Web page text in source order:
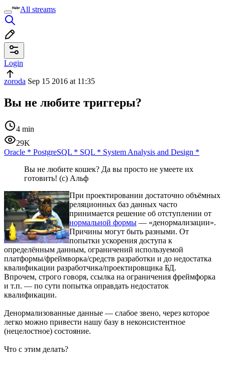
All streams
Login
zoroda Sep 15 2016 at 11:35
Вы не любите триггеры?
4 min
29K
Oracle * PostgreSQL * SQL * System Analysis and Design *
Вы не любите кошек? Да вы просто не умеете их
готовить! (с) Альф
При проектировании достаточно объёмных
реляционных баз данных часто
принимается решение об отступлении от
нормальной формы— «денормализации».
Причины могут быть разными. От
попытки ускорения доступа к
определённым данным, ограничений используемой
платформы/фреймворка/средств разработки и до недостатка
квалификации разработчика/проектировщика БД.
Впрочем, строго говоря, ссылка на ограничения фреймфорка
и т.п. — по сути попытка оправдать недостаток
квалификации.
Денормализованные данные — слабое звено, через которое
легко можно привести нашу базу в неконсистентное
(нецелостное) состояние.
Что с этим делать?